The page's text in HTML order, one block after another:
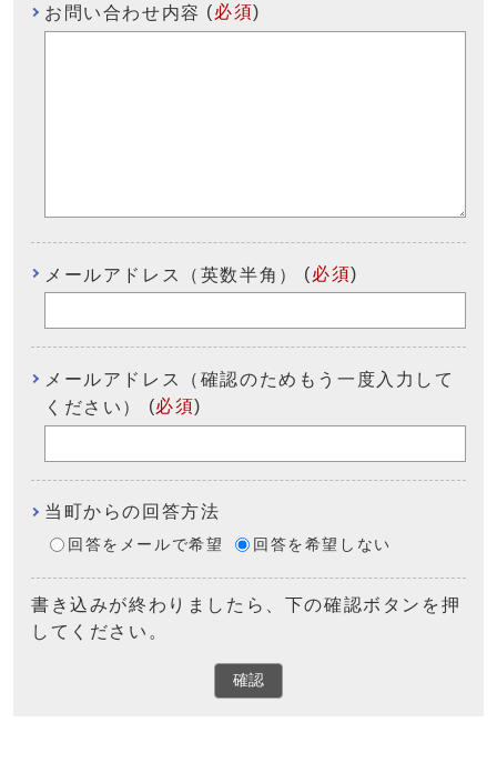
お問い合わせ内容 (必須)
メールアドレス（英数半角） (必須)
メールアドレス（確認のためもう一度入力して
ください）
(必須)
当町からの回答方法
回答をメールで希望 回答を希望しない
書き込みが終わりましたら、下の確認ボタンを押
してください。
確認